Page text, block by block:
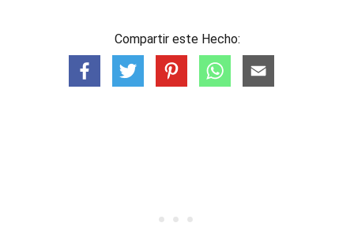
Compartir este Hecho: